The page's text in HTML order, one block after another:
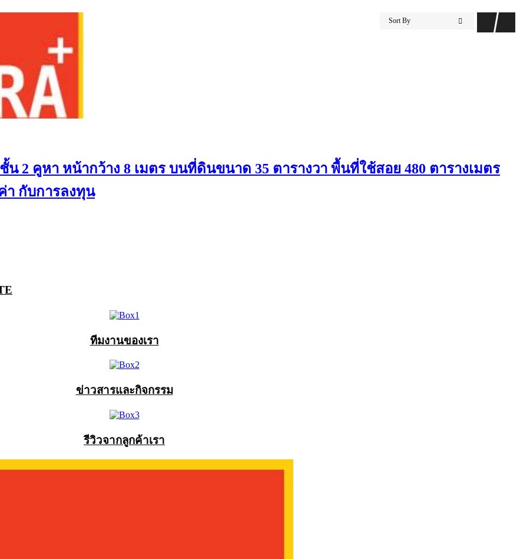
Sort By
น 2 คูหา หน้ากว้าง 8 เมตร บนที่ดินขนาด 35 ตารางวา พื้นที่ใช้สอย 480 ตารางเมตร
า กับการลงทุน
ทีมงานของเรา
ข่าวสารและกิจกรรม
รีวิวจากลูกค้าเรา